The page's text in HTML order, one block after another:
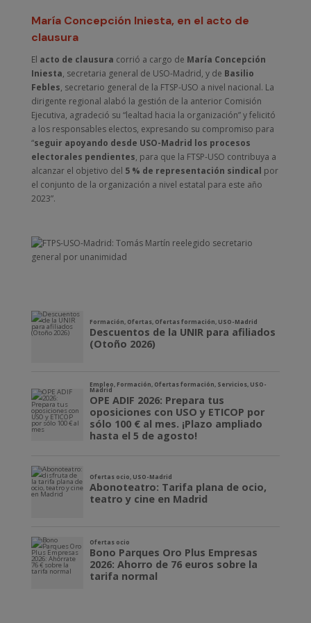
María Concepción Iniesta, en el acto de
clausura
El acto de clausura corrió a cargo de María Concepción
Iniesta, secretaria general de USO-Madrid, y de Basilio
Febles, secretario general de la FTSP-USO a nivel nacional. La
dirigente regional alabó la gestión de la anterior Comisión
Ejecutiva, agradeció su “lealtad hacia la organización” y felicitó
a los responsables electos, expresando su compromiso para
“seguir apoyando desde USO-Madrid los procesos
electorales pendientes, para que la FTSP-USO contribuya a
alcanzar el objetivo del 5 % de representación sindical por
el conjunto de la organización a nivel estatal para este año
2023”.